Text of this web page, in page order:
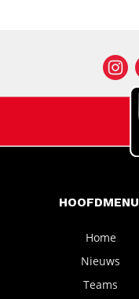
HOOFDMENU
Home
Nieuws
Teams